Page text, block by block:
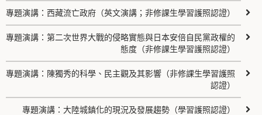
專題演講：西藏流亡政府（英文演講；非修課生學習護照認證）
專題演講：第二次世界大戰的侵略實態與日本安倍自民黨政權的
態度（非修課生學習護照認證）
專題演講：陳獨秀的科學、民主觀及其影響（非修課生學習護照
認證）
專題演講：大陸城鎮化的現況及發展趨勢（學習護照認證）